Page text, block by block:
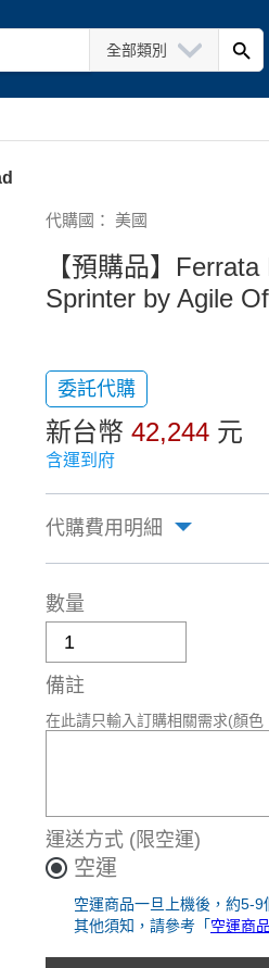
全部類別
代購國： 美國
【預購品】
Sprinter by Agile
委託代購
新台幣 42,244 元
含運到府
代購費用明細
數量
備註
在此請只輸入訂購相關需求(顏
運送方式 (限空運)
空運
空運商品一旦上機後，約5-9
其他須知，請參考「 空運商